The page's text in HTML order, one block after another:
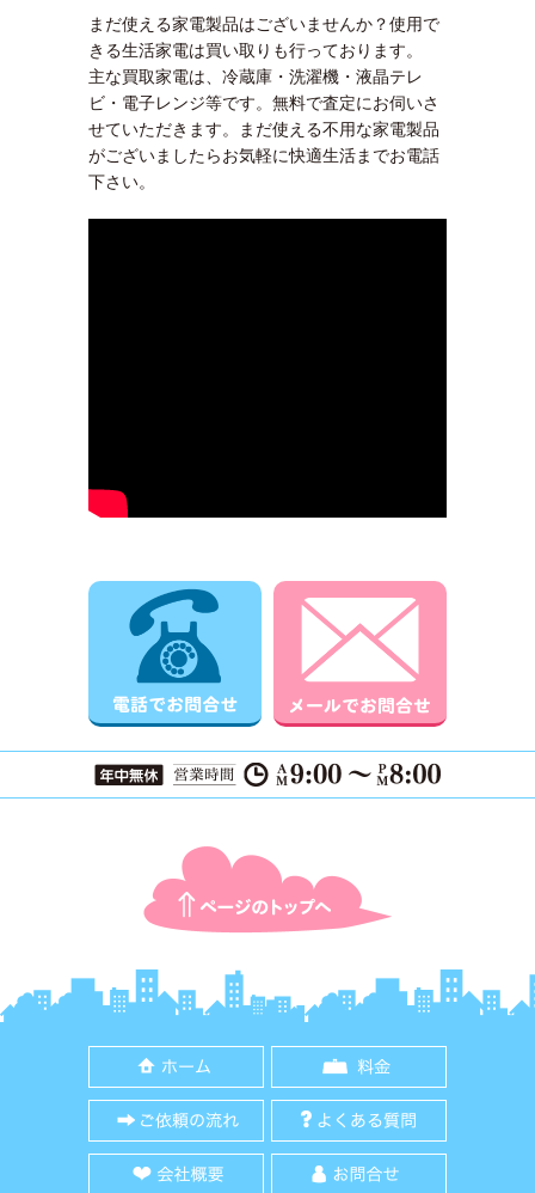
まだ使える家電製品はございませんか？使用で
きる生活家電は買い取りも行っております。
主な買取家電は、冷蔵庫・洗濯機・液晶テレ
ビ・電子レンジ等です。無料で査定にお伺いさ
せていただきます。まだ使える不用な家電製品
がございましたらお気軽に快適生活までお電話
下さい。
電話でお問合せ
ご依頼の流れ
会社概要